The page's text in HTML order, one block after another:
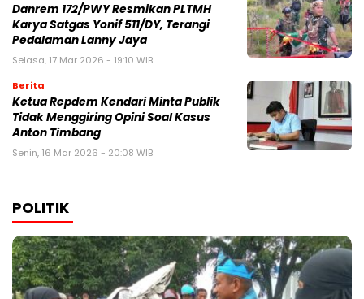
Danrem 172/PWY Resmikan PLTMH
Karya Satgas Yonif 511/DY, Terangi
Pedalaman Lanny Jaya
Selasa, 17 Mar 2026 - 19:10 WIB
Berita
Ketua Repdem Kendari Minta Publik
Tidak Menggiring Opini Soal Kasus
Anton Timbang
Senin, 16 Mar 2026 - 20:08 WIB
POLITIK